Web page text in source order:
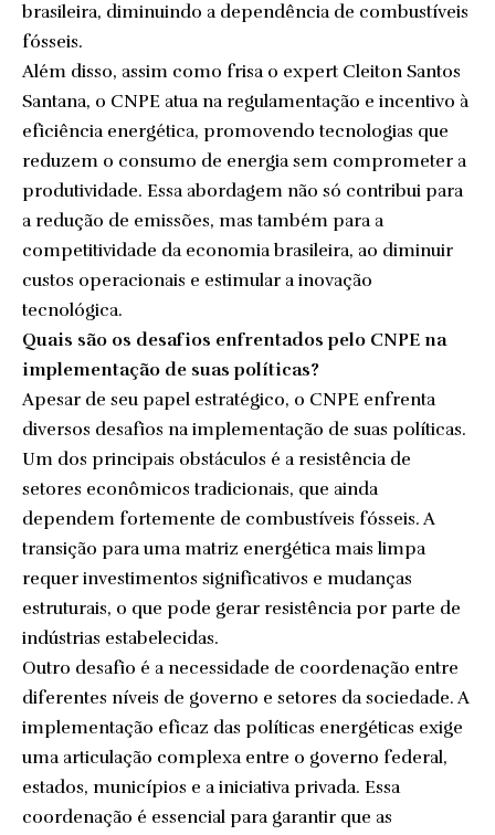
brasileira, diminuindo a dependência de combustíveis
fósseis.
Além disso, assim como frisa o expert Cleiton Santos
Santana, o CNPE atua na regulamentação e incentivo à
eficiência energética, promovendo tecnologias que
reduzem o consumo de energia sem comprometer a
produtividade. Essa abordagem não só contribui para
a redução de emissões, mas também para a
competitividade da economia brasileira, ao diminuir
custos operacionais e estimular a inovação
tecnológica.
Quais são os desafios enfrentados pelo CNPE na
implementação de suas políticas?
Apesar de seu papel estratégico, o CNPE enfrenta
diversos desafios na implementação de suas políticas.
Um dos principais obstáculos é a resistência de
setores econômicos tradicionais, que ainda
dependem fortemente de combustíveis fósseis. A
transição para uma matriz energética mais limpa
requer investimentos significativos e mudanças
estruturais, o que pode gerar resistência por parte de
indústrias estabelecidas.
Outro desafio é a necessidade de coordenação entre
diferentes níveis de governo e setores da sociedade. A
implementação eficaz das políticas energéticas exige
uma articulação complexa entre o governo federal,
estados, municípios e a iniciativa privada. Essa
coordenação é essencial para garantir que as